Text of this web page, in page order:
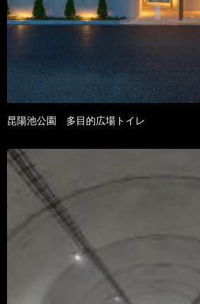
昆陽池公園 多目的広場トイレ